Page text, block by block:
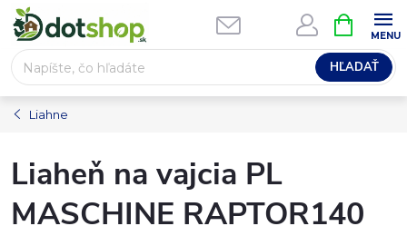
Prejsť
na
obsah
HĽADAŤ
KOŠÍK
Liahne
Liaheň na vajcia PL
MASCHINE RAPTOR140